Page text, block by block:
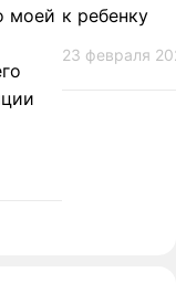
моей к ребенку
23 февраля